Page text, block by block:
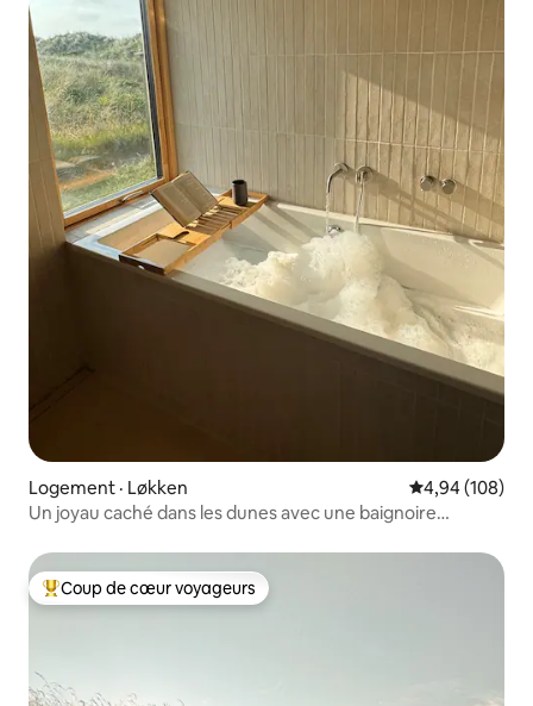
Logement · Løkken Note
4,94 (108)
Un joyau caché dans les dunes avec une baignoire
Coup de cœur voyageurs parmi les plus aimés
Coup de cœur voyageurs